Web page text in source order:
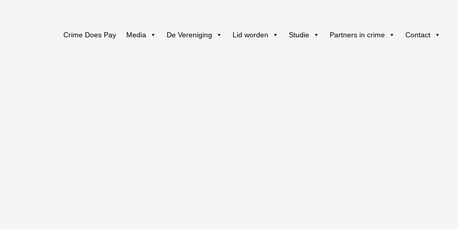
Crime Does Pay Media De Vereniging Lid worden Studie Partners in crime Contact